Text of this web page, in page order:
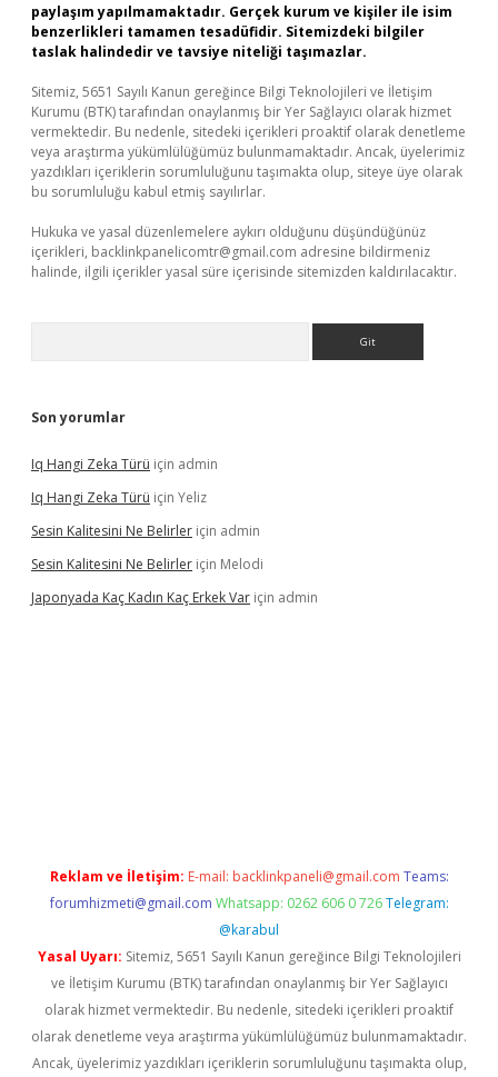
paylaşım yapılmamaktadır. Gerçek kurum ve kişiler ile isim
benzerlikleri tamamen tesadüfidir. Sitemizdeki bilgiler
taslak halindedir ve tavsiye niteliği taşımazlar.
Sitemiz, 5651 Sayılı Kanun gereğince Bilgi Teknolojileri ve İletişim
Kurumu (BTK) tarafından onaylanmış bir Yer Sağlayıcı olarak hizmet
vermektedir. Bu nedenle, sitedeki içerikleri proaktif olarak denetleme
veya araştırma yükümlülüğümüz bulunmamaktadır. Ancak, üyelerimiz
yazdıkları içeriklerin sorumluluğunu taşımakta olup, siteye üye olarak
bu sorumluluğu kabul etmiş sayılırlar.
Hukuka ve yasal düzenlemelere aykırı olduğunu düşündüğünüz
içerikleri, backlinkpanelicomtr@gmail.com adresine bildirmeniz
halinde, ilgili içerikler yasal süre içerisinde sitemizden kaldırılacaktır.
Son yorumlar
Iq Hangi Zeka Türü için admin
Iq Hangi Zeka Türü için Yeliz
Sesin Kalitesini Ne Belirler için admin
Sesin Kalitesini Ne Belirler için Melodi
Japonyada Kaç Kadın Kaç Erkek Var için admin
Reklam ve İletişim: E-mail: backlinkpaneli@gmail.com Teams:
forumhizmeti@gmail.com Whatsapp: 0262 606 0 726 Telegram:
@karabul
Yasal Uyarı: Sitemiz, 5651 Sayılı Kanun gereğince Bilgi Teknolojileri
ve İletişim Kurumu (BTK) tarafından onaylanmış bir Yer Sağlayıcı
olarak hizmet vermektedir. Bu nedenle, sitedeki içerikleri proaktif
olarak denetleme veya araştırma yükümlülüğümüz bulunmamaktadır.
Ancak, üyelerimiz yazdıkları içeriklerin sorumluluğunu taşımakta olup,